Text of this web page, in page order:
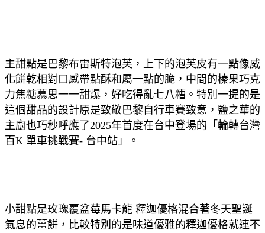
主甜點是巴黎布雷斯特泡芙，上下的泡芙皮有一點像威
化餅乾相對口感帶點酥和屬一點的脆，中間的榛果巧克
力焦糖慕思一一甜爆，好吃得亂七八糟。特別一提的是
這個甜品的設計原是致敬巴黎自行車賽致意，鹽之華的
主廚也巧秒呼應了2025年首度在台中登場的「輪轉台灣
百K 單車挑戰賽- 台中站」。
小甜點是玫瑰覆盆莓馬卡龍 釋迦優格混合著冬天聖誕
氣息的薑餅，比較特別的是味道優雅的釋迦優格就連不